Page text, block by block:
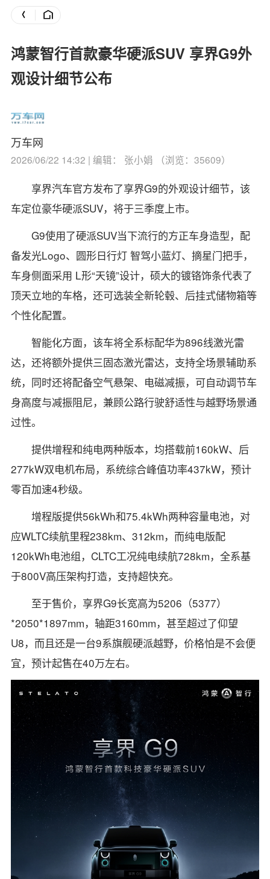
鸿蒙智行首款豪华硬派SUV 享界G9外
观设计细节公布
万车网
2026/06/22 14:32 | 编辑： 张小娟 （浏览：35609）
享界汽车官方发布了享界G9的外观设计细节，该
车定位豪华硬派SUV，将于三季度上市。
G9使用了硬派SUV当下流行的方正车身造型，配
备发光Logo、圆形日行灯 智驾小蓝灯、摘星门把手，
车身侧面采用 L形“天镜”设计，硕大的镀铬饰条代表了
顶天立地的车格，还可选装全新轮毂、后挂式储物箱等
个性化配置。
智能化方面，该车将全系标配华为896线激光雷
达，还将额外提供三固态激光雷达，支持全场景辅助系
统，同时还将配备空气悬架、电磁减振，可自动调节车
身高度与减振阻尼，兼顾公路行驶舒适性与越野场景通
过性。
提供增程和纯电两种版本，均搭载前160kW、后
277kW双电机布局，系统综合峰值功率437kW，预计
零百加速4秒级。
增程版提供56kWh和75.4kWh两种容量电池，对
应WLTC续航里程238km、312km，而纯电版配
120kWh电池组，CLTC工况纯电续航728km，全系基
于800V高压架构打造，支持超快充。
至于售价，享界G9长宽高为5206（5377）
*2050*1897mm，轴距3160mm，甚至超过了仰望
U8，而且还是一台9系旗舰硬派越野，价格怕是不会便
宜，预计起售在40万左右。